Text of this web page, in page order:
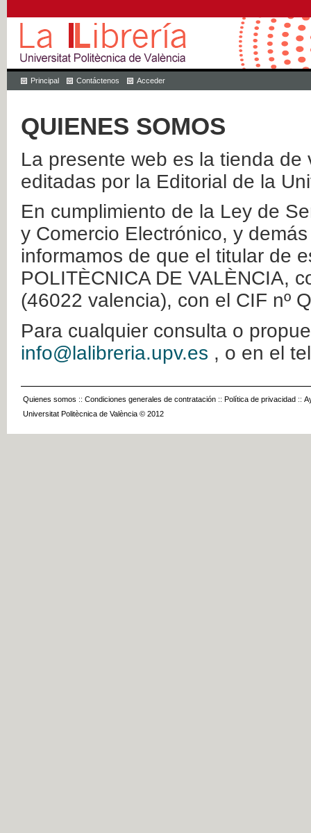
Principal Contáctenos Acceder
QUIENES SOMOS
La presente web es la tienda
editadas por la Editorial de la
En cumplimiento de la Ley de
y Comercio Electrónico, y
informamos de que el titular de
POLITÈCNICA DE VALÈNCIA,
(46022 valencia), con el CIF nº
Para cualquier consulta o
info@lalibreria.upv.es , o en el
Quienes somos :: Condiciones generales de contratación :: Política de privacidad ::
Universitat Politècnica de València © 2012